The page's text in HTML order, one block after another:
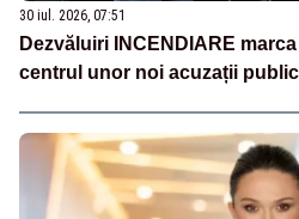
30 iul. 2026, 07:51
Dezvăluiri INCENDIARE
centrul unor noi acuzații